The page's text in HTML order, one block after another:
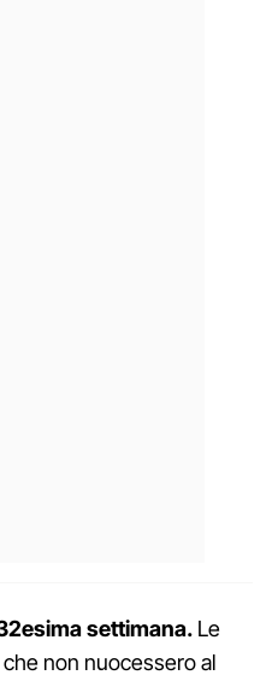
settimana. Le
non nuocessero al